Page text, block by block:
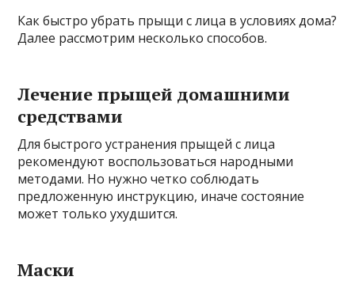
Как быстро убрать прыщи с лица в условиях дома?
Далее рассмотрим несколько способов.
Лечение прыщей домашними
средствами
Для быстрого устранения прыщей с лица
рекомендуют воспользоваться народными
методами. Но нужно четко соблюдать
предложенную инструкцию, иначе состояние
может только ухудшится.
Маски